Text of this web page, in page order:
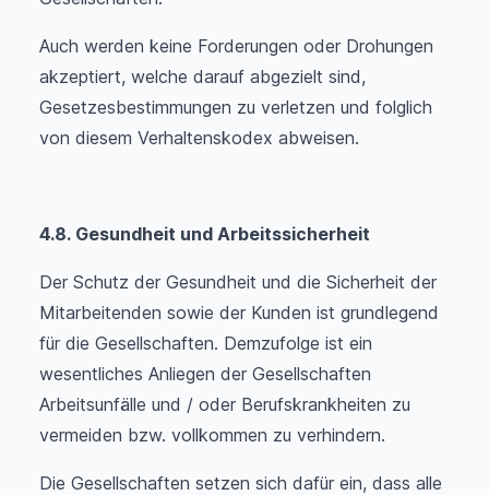
Auch werden keine Forderungen oder Drohungen
akzeptiert, welche darauf abgezielt sind,
Gesetzesbestimmungen zu verletzen und folglich
von diesem Verhaltenskodex abweisen.
4.8. Gesundheit und Arbeitssicherheit
Der Schutz der Gesundheit und die Sicherheit der
Mitarbeitenden sowie der Kunden ist grundlegend
für die Gesellschaften. Demzufolge ist ein
wesentliches Anliegen der Gesellschaften
Arbeitsunfälle und / oder Berufskrankheiten zu
vermeiden bzw. vollkommen zu verhindern.
Die Gesellschaften setzen sich dafür ein, dass alle